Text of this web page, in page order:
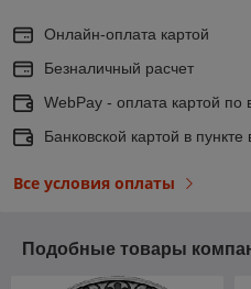
Онлайн-оплата картой
Безналичный расчет
WebPay - оплата картой по
Банковской картой в
Все условия оплаты
Подобные товары